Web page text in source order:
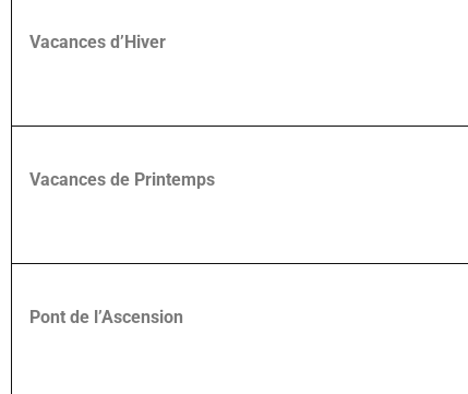
Vacances d’Hiver
Vacances de Printemps
Pont de l’Ascension